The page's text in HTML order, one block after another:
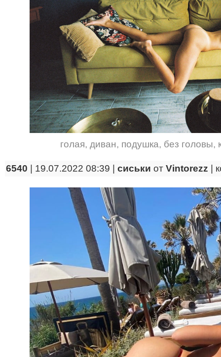
голая, диван, подушка, без головы,
6540 | 19.07.2022 08:39 | сиськи от Vintorezz